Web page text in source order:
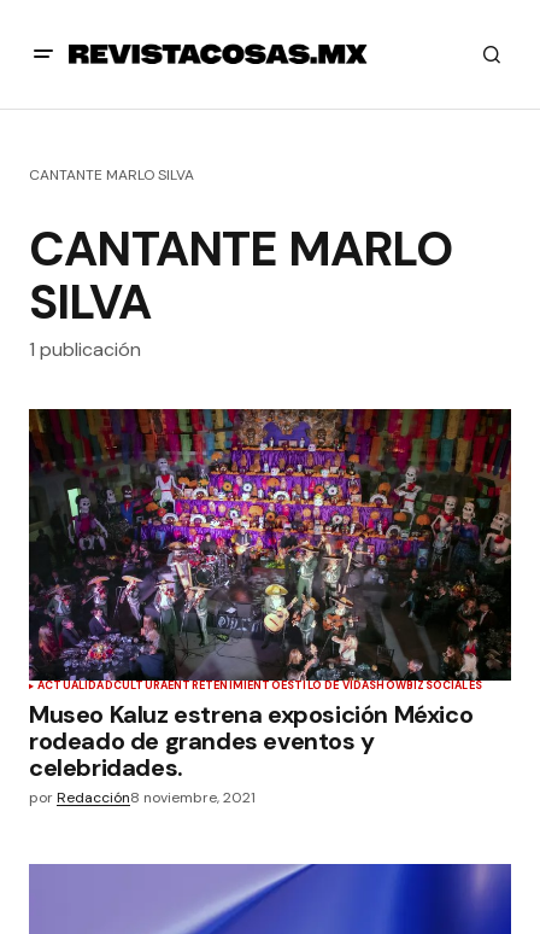
CANTANTE MARLO SILVA
CANTANTE MARLO
SILVA
1 publicación
ACTUALIDADCULTURAENTRETENIMIENTOESTILO DE VIDASHOWBIZSOCIALES
Museo Kaluz estrena exposición México
rodeado de grandes eventos y
celebridades.
porRedacción8 noviembre, 2021